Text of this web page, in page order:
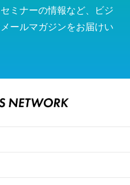
ミナーの情報など、ビジ
ールマガジンをお届けい